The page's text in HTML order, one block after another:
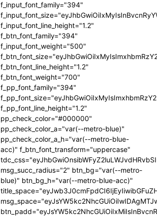
f_input_font_family="394"
f_input_font_line_height="1.2"
f_btn_font_family="394"
f_input_font_weight="500"
f_btn_font_line_height="1.2"
f_btn_font_weight="700"
f_pp_font_family="394"
f_pp_font_line_height="1.2"
pp_check_color="#000000"
pp_check_color_a="var(--metro-blue)"
pp_check_color_a_h="var(--metro-blue-
acc)" f_btn_font_transform="uppercase"
msg_succ_radius="2" btn_bg="var(--metro-
blue)" btn_bg_h="var(--metro-blue-acc)"